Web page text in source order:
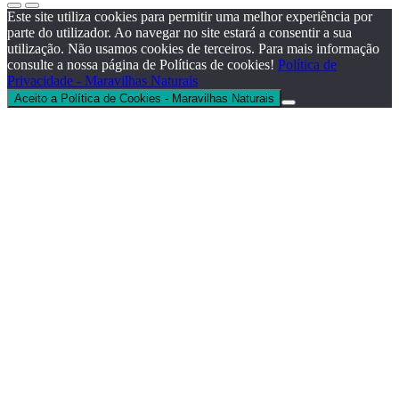
Este site utiliza cookies para permitir uma melhor experiência por
parte do utilizador. Ao navegar no site estará a consentir a sua
utilização. Não usamos cookies de terceiros. Para mais informação
consulte a nossa página de Políticas de cookies! Política de
Privacidade - Maravilhas Naturais
Aceito a Política de Cookies - Maravilhas Naturais